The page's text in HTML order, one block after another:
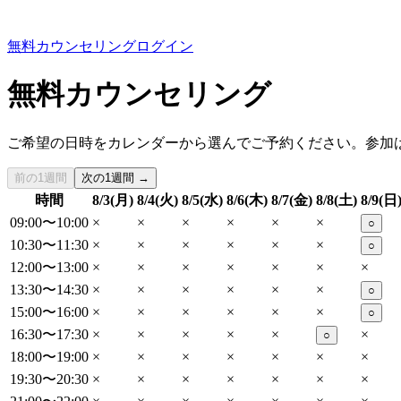
無料カウンセリングログイン
無料カウンセリング
ご希望の日時をカレンダーから選んでご予約ください。参加
前の1週間 次の1週間 →
時間 8/3(月) 8/4(火) 8/5(水) 8/6(木) 8/7(金) 8/8(土) 8/9(日)
09:00〜10:00 × × × × × × ○
10:30〜11:30 × × × × × × ○
12:00〜13:00 × × × × × ×
×
13:30〜14:30 × × × × × × ○
15:00〜16:00 × × × × × × ○
16:30〜17:30 × × × × × ○
×
18:00〜19:00 × × × × × ×
×
19:30〜20:30 × × × × × ×
×